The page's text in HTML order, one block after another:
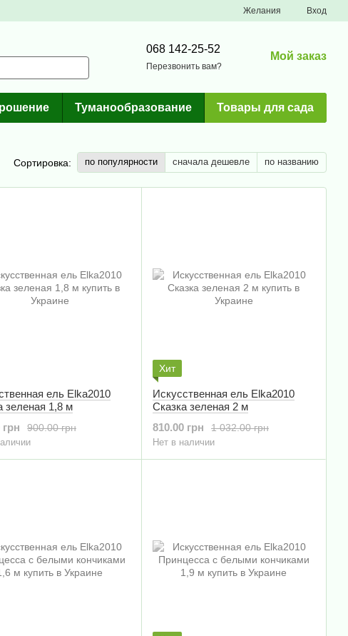
Желания Вход
068 142-25-52
Перезвонить вам?
Мой заказ
Туманообразование Товары для сада
Сортировка: по популярности сначала дешевле по названию
ель Elka2010
зеленая 1,8 м
900.00 грн
грн
Хит
Искусственная ель Elka2010
Сказка зеленая 2 м
1 032.00 грн
810.00 грн
Нет в наличии